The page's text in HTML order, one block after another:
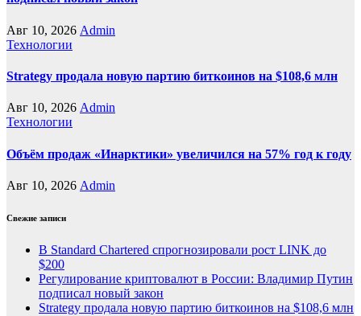
Авг 10, 2026 Admin
Технологии
Strategy продала новую партию биткоинов на $108,6 млн
Авг 10, 2026 Admin
Технологии
Объём продаж «Инарктики» увеличился на 57% год к году
Авг 10, 2026 Admin
Свежие записи
В Standard Chartered спрогнозировали рост LINK до
$200
Регулирование криптовалют в России: Владимир Путин
подписал новый закон
Strategy продала новую партию биткоинов на $108,6 млн